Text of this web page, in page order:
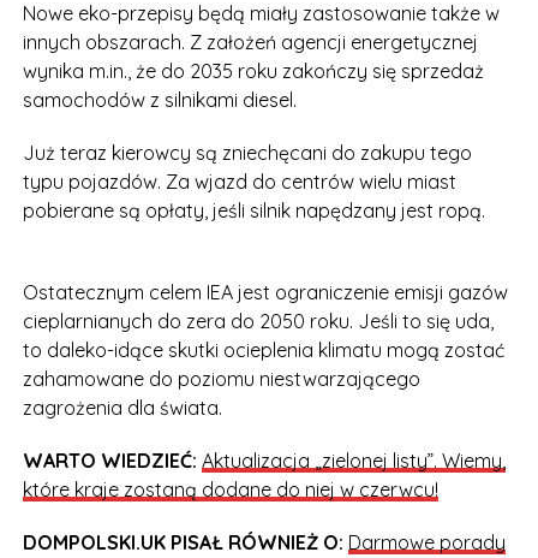
Nowe eko-przepisy będą miały zastosowanie także w
innych obszarach. Z założeń agencji energetycznej
wynika m.in., że do 2035 roku zakończy się sprzedaż
samochodów z silnikami diesel.
Już teraz kierowcy są zniechęcani do zakupu tego
typu pojazdów. Za wjazd do centrów wielu miast
pobierane są opłaty, jeśli silnik napędzany jest ropą.
Ostatecznym celem IEA jest ograniczenie emisji gazów
cieplarnianych do zera do 2050 roku. Jeśli to się uda,
to daleko-idące skutki ocieplenia klimatu mogą zostać
zahamowane do poziomu niestwarzającego
zagrożenia dla świata.
WARTO WIEDZIEĆ: Aktualizacja „zielonej listy”. Wiemy,
które kraje zostaną dodane do niej w czerwcu!
DOMPOLSKI.UK PISAŁ RÓWNIEŻ O: Darmowe porady